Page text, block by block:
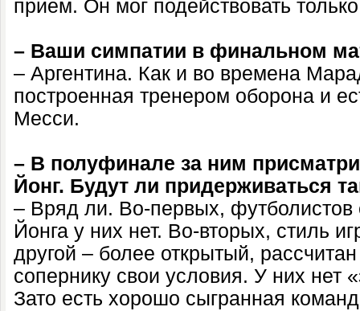
прием. Он мог подействовать
– Ваши симпатии в финальном
– Аргентина. Как и во времена
построенная тренером оборона и
Месси.
– В полуфинале за ним
Йонг. Будут ли придерживаться
– Вряд ли. Во-первых, футболистов
Йонга у них нет. Во-вторых, стиль
другой – более открытый,
сопернику свои условия. У них нет
Зато есть хорошо сыгранная